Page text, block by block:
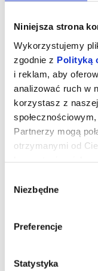
Niniejsza strona
Wykorzystujemy
zgodnie z Polityką
i reklam, aby
analizować ruch w
korzystasz z
Partnerzy mogą
otrzymanymi od
zgody
Niezbędne
Preferencje
Statystyka
Dominacja Shao
przerwana. Dlatego
żołnierka Sonya
udziela im Johnny
brutalnych walk, w